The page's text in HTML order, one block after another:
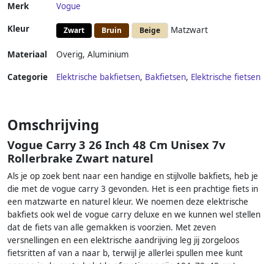
Merk Vogue
Kleur Zwart Bruin Beige Matzwart
Materiaal Overig, Aluminium
Categorie Elektrische bakfietsen, Bakfietsen, Elektrische fietsen
Omschrijving
Vogue Carry 3 26 Inch 48 Cm Unisex 7v
Rollerbrake Zwart naturel
Als je op zoek bent naar een handige en stijlvolle bakfiets, heb je
die met de vogue carry 3 gevonden. Het is een prachtige fiets in
een matzwarte en naturel kleur. We noemen deze elektrische
bakfiets ook wel de vogue carry deluxe en we kunnen wel stellen
dat de fiets van alle gemakken is voorzien. Met zeven
versnellingen en een elektrische aandrijving leg jij zorgeloos
fietsritten af van a naar b, terwijl je allerlei spullen mee kunt